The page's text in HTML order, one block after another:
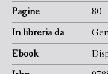
Pagine 80
In libreria da
Ebook